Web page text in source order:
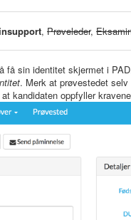
, Prøveleder,
få sin identitet skjermet i
. Merk at prøvestedet
kandidaten oppfyller